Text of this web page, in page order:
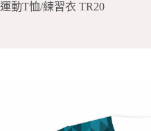
運動T恤/練習衣 TR20